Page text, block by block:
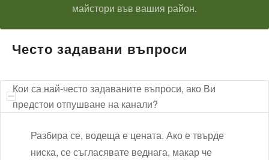
майстори във вашия район.
Често задавани въпроси
Кои са най-често задаваните въпроси, ако Ви
предстои отпушване на канали?
Разбира се, водеща е цената. Ако е твърде
ниска, се съгласявате веднага, макар че